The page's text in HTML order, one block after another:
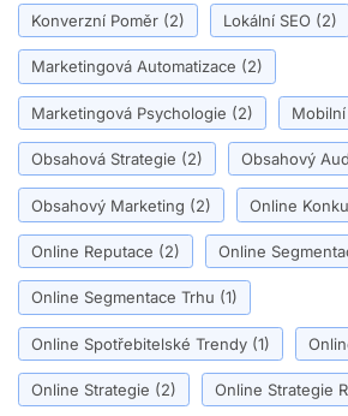
Konverzní Poměr (2) Lokální SEO (2)
Marketingová Automatizace (2)
Marketingová Psychologie (2)
Obsahová Strategie (2) Obsahový
Obsahový Marketing (2) Online
Online Reputace (2) Online
Online Segmentace Trhu (1)
Online Spotřebitelské Trendy (1)
Online Strategie (2) Online Strategie